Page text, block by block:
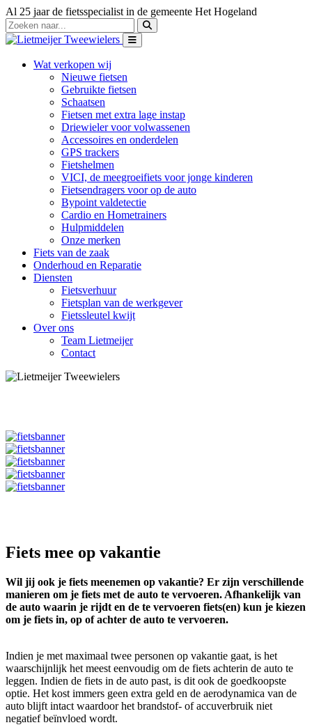
Al 25 jaar de fietsspecialist in de gemeente Het Hogeland
Wat verkopen wij
Nieuwe fietsen
Gebruikte fietsen
Schaatsen
Fietsen met extra lage instap
Driewieler voor volwassenen
Accessoires en onderdelen
GPS trackers
Fietshelmen
VICI, de meegroeifiets voor jonge kinderen
Fietsendragers voor op de auto
Bypoint valdetectie
Cardio en Hometrainers
Hulpmiddelen
Onze merken
Fiets van de zaak
Onderhoud en Reparatie
Diensten
Fietsverhuur
Fietsplan van de werkgever
Fietssleutel kwijt
Over ons
Team Lietmeijer
Contact
Fiets mee op vakantie
Wil jij ook je fiets meenemen op vakantie? Er zijn verschillende
manieren om je fiets met de auto te vervoeren. Afhankelijk van
de auto waarin je rijdt en de te vervoeren fiets(en) kun je kiezen
om je fiets in, op of achter de auto te vervoeren.
Indien je met maximaal twee personen op vakantie gaat, is het
waarschijnlijk het meest eenvoudig om de fiets achterin de auto te
leggen. Indien de fiets in de auto past, is dit ook de goedkoopste
optie. Het kost immers geen extra geld en de aerodynamica van de
auto blijft intact waardoor het brandstof- of accuverbruik niet
negatief beïnvloed wordt.